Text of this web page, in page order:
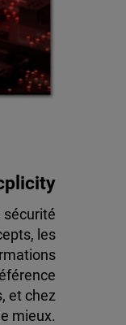
sécurité
les
et chez
mieux.